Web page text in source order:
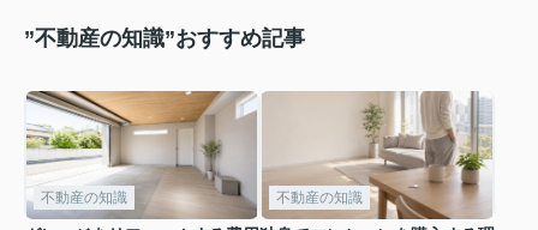
”不動産の知識”おすすめ記事
不動産の知識 不動産の知識